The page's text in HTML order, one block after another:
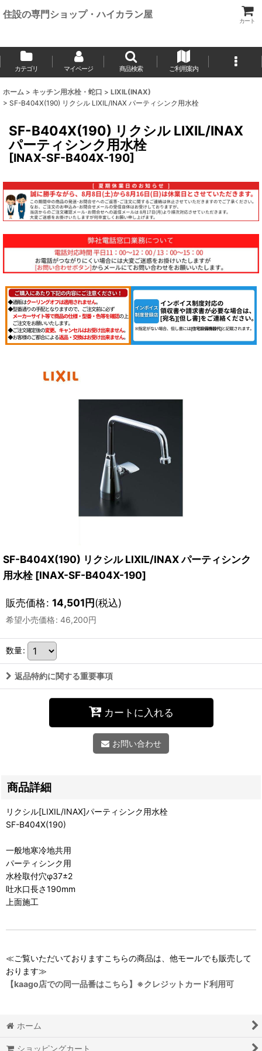
住設の専門ショップ・ハイカラン屋
カート
カテゴリ マイページ 商品検索 ご利用案内
ホーム > キッチン用水栓・蛇口 > LIXIL(INAX)
> SF-B404X(190) リクシル LIXIL/INAX パーティシンク用水栓
SF-B404X(190) リクシル LIXIL/INAX
パーティシンク用水栓
[INAX-SF-B404X-190]
SF-B404X(190) リクシル LIXIL/INAX パーティシンク
用水栓 [INAX-SF-B404X-190]
販売価格: 14,501円(税込)
希望小売価格: 46,200円
数量:
返品特約に関する重要事項
カートに入れる
お問い合わせ
商品詳細
リクシル[LIXIL/INAX]パーティシンク用水栓
SF-B404X(190)
一般地寒冷地共用
パーティシンク用
水栓取付穴φ37±2
吐水口長さ190mm
上面施工
≪ご覧いただいておりますこちらの商品は、他モールでも販売して
おります≫
【kaago店での同一品番はこちら】※クレジットカード利用可
ホーム
ショッピングカート